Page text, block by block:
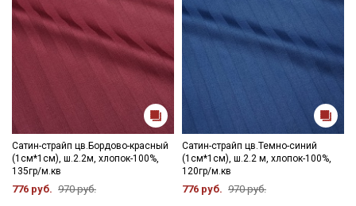
Сатин-страйп цв.Бордово-красный
(1см*1см), ш.2.2м, хлопок-100%,
135гр/м.кв
776 руб. 970 руб.
Сатин-страйп цв.Темно-синий
(1см*1см), ш.2.2 м, хлопок-100%,
120гр/м.кв
776 руб. 970 руб.